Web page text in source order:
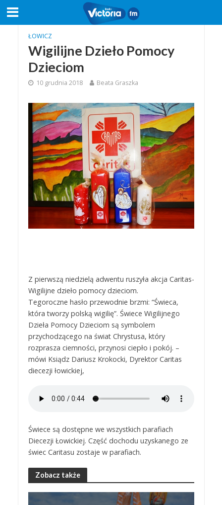
ŁOWICZ
Wigilijne Dzieło Pomocy
Dzieciom
10 grudnia 2018 Beata Graszka
Z pierwszą niedzielą adwentu ruszyła akcja Caritas-
Wigilijne dzieło pomocy dzieciom.
Tegoroczne hasło przewodnie brzmi: “Świeca,
która tworzy polską wigilię”. Świece Wigilijnego
Dzieła Pomocy Dzieciom są symbolem
przychodzącego na świat Chrystusa, który
rozprasza ciemności, przynosi ciepło i pokój. –
mówi Ksiądz Dariusz Krokocki, Dyrektor Caritas
diecezji łowickiej,
Świece są dostępne we wszystkich parafiach
Diecezji Łowickiej. Część dochodu uzyskanego ze
świec Caritasu zostaje w parafiach.
Zobacz także